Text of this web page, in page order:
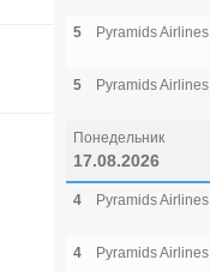
5 Pyramids Airlines
5 Pyramids Airlines
Понедельник
17.08.2026
4 Pyramids Airlines
4 Pyramids Airlines